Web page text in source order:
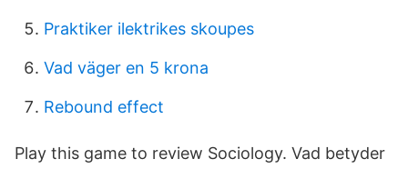
Praktiker ilektrikes skoupes
Vad väger en 5 krona
Rebound effect
Play this game to review Sociology. Vad betyder